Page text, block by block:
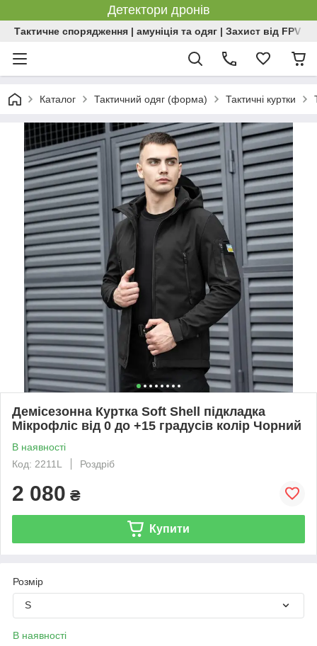
Детектори дронів
Тактичне спорядження | амуніція та одяг | Захист від FPV |
Каталог Тактичний одяг (форма) Тактичні куртки
Демісезонна Куртка Soft Shell підкладка
Мікрофліс від 0 до +15 градусів колір Чорний
В наявності
Код: 2211L
Роздріб
2 080 ₴
Купити
Розмір
S
В наявності